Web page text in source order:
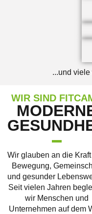
...und
WIR SIND
Wir glauben an die
Bewegung,
und gesunder
Seit vielen Jahren
wir Menschen und
Unternehmen auf dem